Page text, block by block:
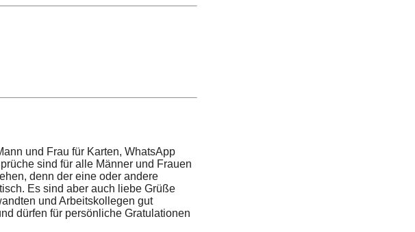
und Frau für Karten, WhatsApp
sind für alle Männer und Frauen
denn der eine oder andere
Es sind aber auch liebe Grüße
und Arbeitskollegen gut
dürfen für persönliche Gratulationen